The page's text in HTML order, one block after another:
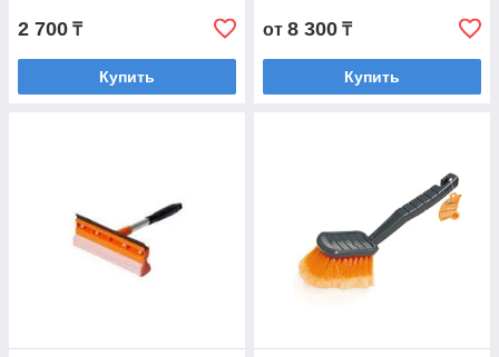
2 700 ₸
Купить
от 8 300 ₸
Купить